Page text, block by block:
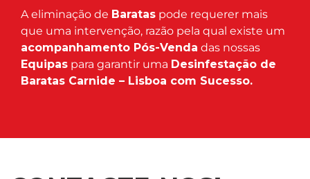
A eliminação de Baratas pode requerer mais
que uma intervenção, razão pela qual existe um
acompanhamento Pós-Venda das nossas
Equipas para garantir uma Desinfestação de
Baratas Carnide – Lisboa com Sucesso.